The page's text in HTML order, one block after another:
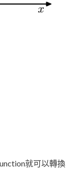
就可以轉換